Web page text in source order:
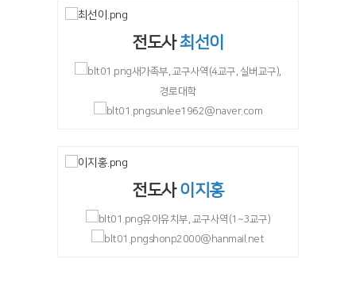
전도사최선이
새가족부, 교구사역(4교구, 실버교구),
경로대학
sunlee1962@naver.com
전도사이지홍
유아유치부, 교구사역(1~3교구)
shonp2000@hanmail.net